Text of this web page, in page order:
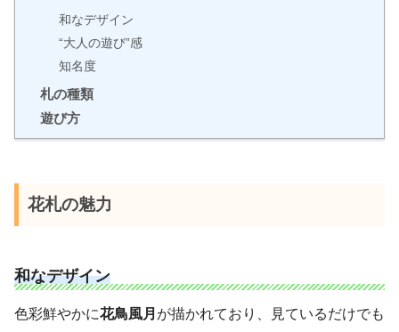
和なデザイン
“大人の遊び”感
知名度
札の種類
遊び方
花札の魅力
和なデザイン
色彩鮮やかに花鳥風月 が描かれており、見ているだけでも